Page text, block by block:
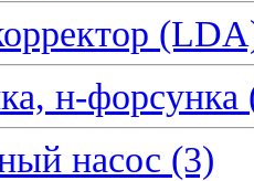
н-форсунка
насос (3)